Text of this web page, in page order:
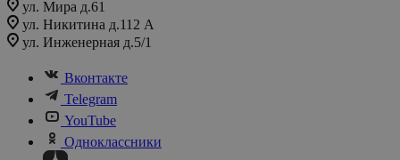
ул. Мира д.61
ул. Никитина д.112 А
ул. Инженерная д.5/1
Вконтакте
Telegram
YouTube
Одноклассники